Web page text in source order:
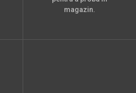
magazin.